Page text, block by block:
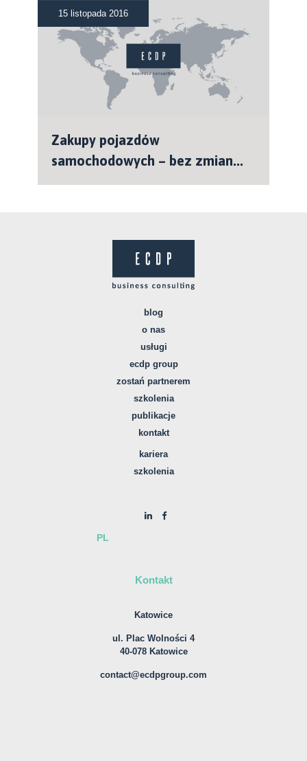
15 listopada 2016
Zakupy pojazdów
samochodowych – bez zmian...
blog
o nas
usługi
ecdp group
zostań partnerem
szkolenia
publikacje
kontakt
kariera
szkolenia
PL
Kontakt
Katowice
ul. Plac Wolności 4
40-078 Katowice
contact@ecdpgroup.com